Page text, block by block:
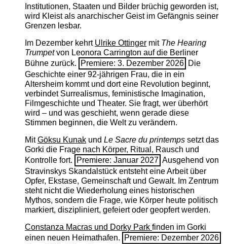
Institutionen, Staaten und Bilder brüchig geworden ist,
wird Kleist als anarchischer Geist im Gefängnis seiner
Grenzen lesbar.
Im Dezember kehrt Ulrike Ottingermit The ­Hearing
Trumpetvon Leonora Carrington auf die Berliner
Bühne zurück.
Premiere: 3. Dezember 2026 Die
Geschichte einer 92-jährigen Frau, die in ein
Altersheim kommt und dort eine Revolution beginnt,
verbindet Surrealismus, feministische Imagination,
Filmgeschichte und Theater. Sie fragt, wer überhört
wird – und was geschieht, wenn gerade diese
Stimmen beginnen, die Welt zu verändern.
MitGöksu Kunakund Le Sacre du printempssetzt das
Gorki die Frage nach Körper, Ritual, Rausch und
Kontrolle fort.
Premiere: Januar 2027 Ausgehend von
Stravinskys Skandalstück entsteht eine Arbeit über
Opfer, Ekstase, Gemeinschaft und Gewalt. Im Zentrum
steht nicht die Wiederholung eines historischen
Mythos, sondern die Frage, wie Körper heute politisch
markiert, diszipliniert, gefeiert oder geopfert werden.
Constanza Macras und Dorky Park finden im Gorki
einen neuen Heimathafen.
Premiere: Dezember 2026